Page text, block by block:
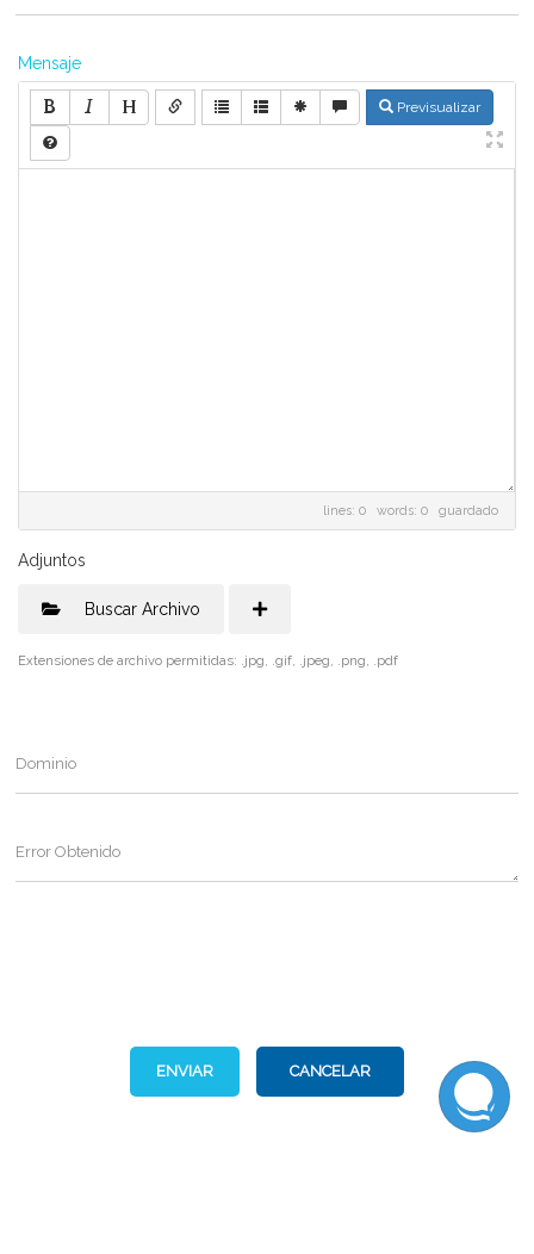
Mensaje
Previsualizar
lines: 0 words: 0 guardado
Adjuntos
Buscar Archivo
Extensiones de archivo permitidas: .jpg, .gif, .jpeg, .png, .pdf
Dominio
Error Obtenido
ENVIAR CANCELAR